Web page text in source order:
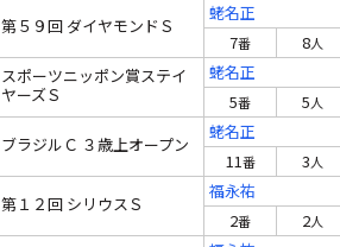
第５９回 ダイヤモンドＳ
蛯名正
7番 8人
スポーツニッポン賞ステイ
ヤーズＳ
蛯名正
5番 5人
ブラジルＣ ３歳上オープン
蛯名正
11番 3人
第１２回 シリウスＳ
福永祐
2番 2人